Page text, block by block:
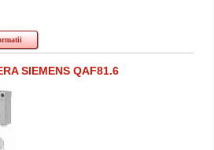
SIEMENS QAF81.6